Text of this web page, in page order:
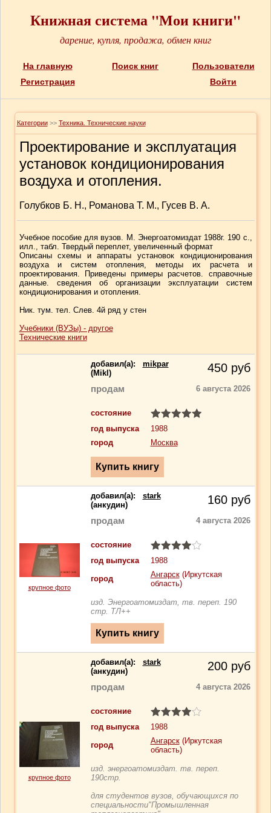
Книжная система "Мои книги"
дарение, купля, продажа, обмен книг
На главную Поиск книг
Пользователи
Регистрация
Войти
Категории >> Техника. Технические науки
Проектирование и эксплуатация
установок кондиционирования
воздуха и отопления.
Голубков Б. Н., Романова Т. М., Гусев В. А.
Учебное пособие для вузов. М. Энергоатомиздат 1988г. 190 с.,
илл., табл. Твердый переплет, увеличенный формат
Описаны схемы и аппараты установок кондиционирования
воздуха и систем отопления, методы их расчета и
проектирования. Приведены примеры расчетов. справочные
данные. сведения об организации эксплуатации систем
кондиционирования и отопления.
Ник. тум. тел. Слев. 4й ряд у стен
Учебники (ВУЗы) - другое
Технические книги
добавил(a): mikpar
(Mikl)
450 руб
продам 6 августа 2026
состояние
год выпуска
1988
город
Москва
крупное фото
добавил(a): stark
(анкудин)
160 руб
продам 4 августа 2026
состояние
год выпуска
1988
город
Ангарск(Иркутская
область)
изд. Энергоатомиздат, тв. переп. 190
стр. ТЛ++
крупное фото
добавил(a): stark
(анкудин)
200 руб
продам 4 августа 2026
состояние
год выпуска
1988
город
Ангарск(Иркутская
область)
изд. энергоатомиздат. тв. переп.
190стр.
для студентов вузов, обучающихся по
специальности"Промышленная